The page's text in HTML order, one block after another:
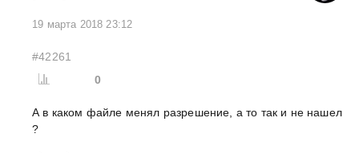
19 марта 2018 23:12
#42261
0
А в каком файле менял разрешение, а то так и не нашел
?